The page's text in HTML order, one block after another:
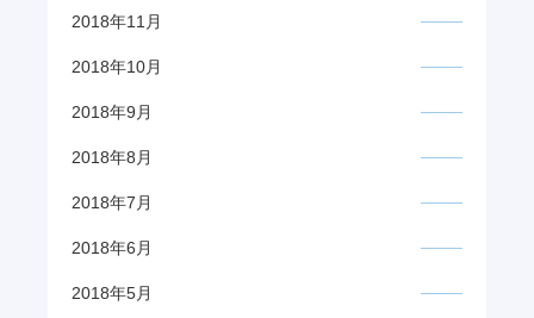
2018年11月
2018年10月
2018年9月
2018年8月
2018年7月
2018年6月
2018年5月